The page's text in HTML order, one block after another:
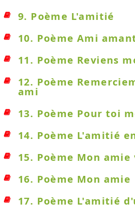
9. Poème L'amitié
10. Poème Ami
11. Poème Reviens
12. Poème
ami
13. Poème Pour toi
14. Poème L'amitié
15. Poème Mon
16. Poème Mon amie
17. Poème L'amitié